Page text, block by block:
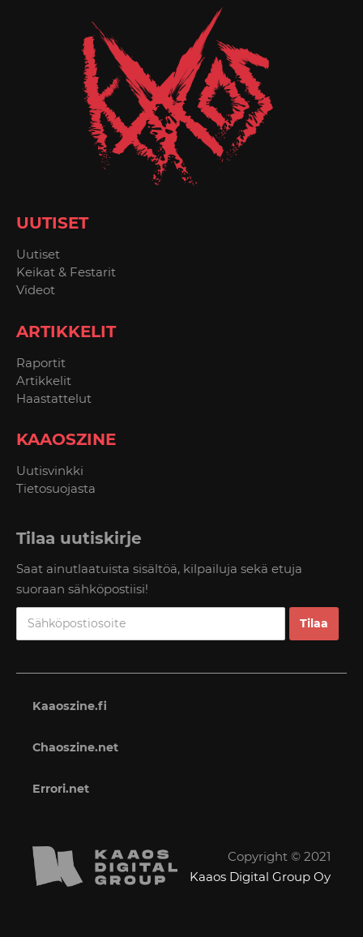
UUTISET
Uutiset
Keikat & Festarit
Videot
ARTIKKELIT
Raportit
Artikkelit
Haastattelut
KAAOSZINE
Uutisvinkki
Tietosuojasta
Tilaa uutiskirje
Saat ainutlaatuista sisältöä, kilpailuja sekä etuja
suoraan sähköpostiisi!
Kaaoszine.fi
Chaoszine.net
Errori.net
Copyright © 2021
Kaaos Digital Group Oy